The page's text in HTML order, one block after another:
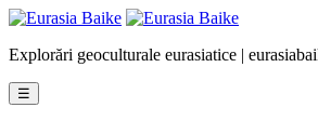
Explorări geoculturale eurasiatice |
☰